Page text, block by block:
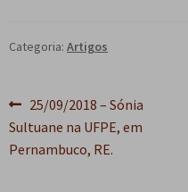
Categoria: Artigos
Navegação
de
Post
anterior:
25/09/2018 – Sónia
Sultuane na UFPE, em
Pernambuco, RE.